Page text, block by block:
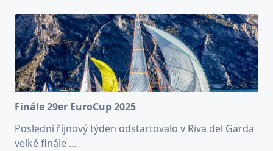
Finále 29er EuroCup 2025
Poslední říjnový týden odstartovalo v Riva del Garda
velké finále ...